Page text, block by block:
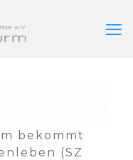
bekommt
(SZ